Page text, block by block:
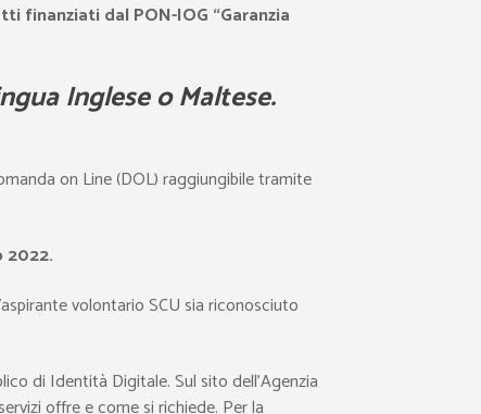
finanziati dal PON-IOG “Garanzia
Inglese o Maltese.
on Line (DOL) raggiungibile tramite
2022.
volontario SCU sia riconosciuto
di Identità Digitale. Sul sito dell’Agenzia
offre e come si richiede. Per la